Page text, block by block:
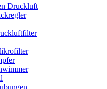
Druckluft